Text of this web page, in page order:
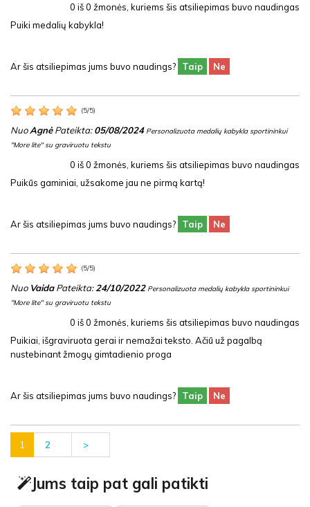
0 iš0 žmonės, kuriems šis atsiliepimas buvo naudingas
Puiki medalių kabykla!
Ar šis atsiliepimas jums buvo naudings? Taip Ne
(5/5)
NuoAgnėPateikta:05/08/2024 Personalizuota medalių kabykla sportininkui
"More lite" su graviruotu tekstu
0 iš0 žmonės, kuriems šis atsiliepimas buvo naudingas
Puikūs gaminiai, užsakome jau ne pirmą kartą!
Ar šis atsiliepimas jums buvo naudings? Taip Ne
(5/5)
Nuo VaidaPateikta:24/10/2022 Personalizuota medalių kabykla sportininkui
"More lite" su graviruotu tekstu
0 iš0 žmonės, kuriems šis atsiliepimas buvo naudingas
Puikiai, išgraviruota gerai ir nemažai teksto. Ačiū už pagalbą
nustebinant žmogų gimtadienio proga
Ar šis atsiliepimas jums buvo naudings? Taip Ne
1 2 >
Jums taip pat gali patikti